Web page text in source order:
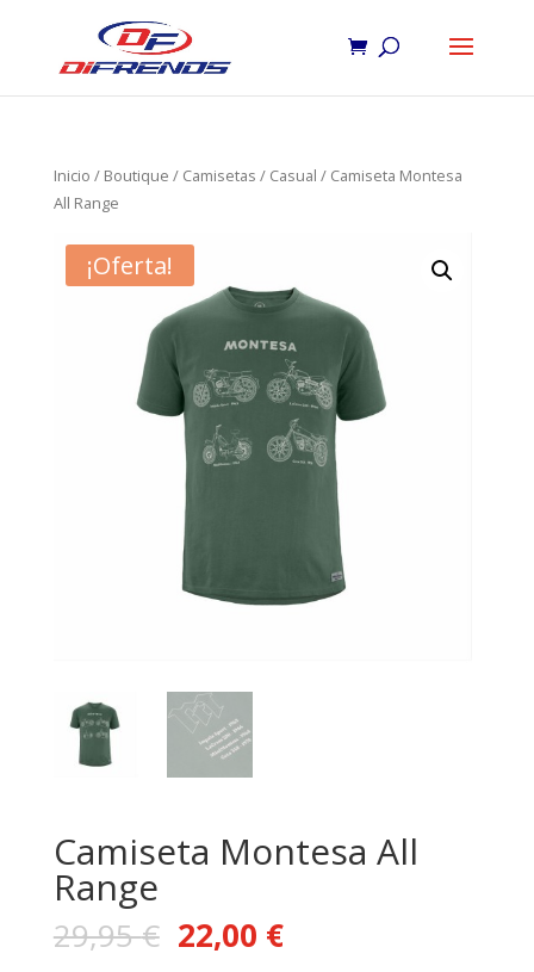
Inicio / Boutique / Camisetas / Casual / Camiseta Montesa
All Range
¡Oferta!
Camiseta Montesa All
Range
29,95€ 22,00 €